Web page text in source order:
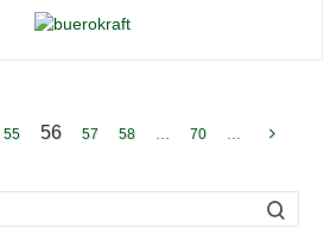
55 56 57 58 70